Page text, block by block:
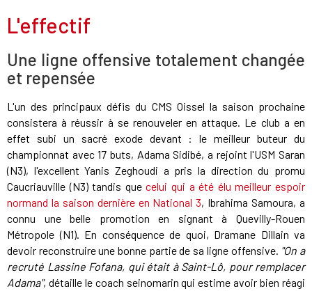
L'effectif
Une ligne offensive totalement changée
et repensée
L'un des principaux défis du CMS Oissel la saison prochaine
consistera à réussir à se renouveler en attaque. Le club a en
effet subi un sacré exode devant : le meilleur buteur du
championnat avec 17 buts, Adama Sidibé, a rejoint l'USM Saran
(N3), l'excellent Yanis Zeghoudi a pris la direction du promu
Caucriauville (N3) tandis quecelui qui a été élu meilleur espoir
normand la saison dernière en National 3, Ibrahima Samoura, a
connu une belle promotion en signant à Quevilly-Rouen
Métropole (N1). En conséquence de quoi, Dramane Dillain va
devoir reconstruire une bonne partie de sa ligne offensive. "On a
recruté Lassine Fofana, qui était à Saint-Lô, pour remplacer
Adama", détaille le coach seinomarin qui estime avoir bien réagi